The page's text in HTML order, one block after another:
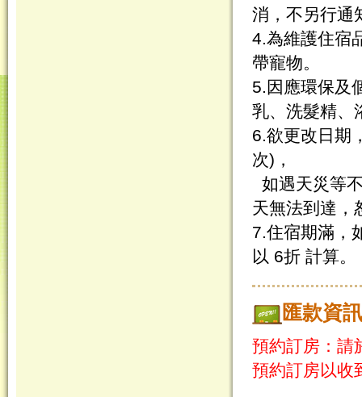
消，不另行通
4.為維護住宿
帶寵物。
5.因應環保及
乳、洗髮精、
6.欲更改日期
次)，
如遇天災等
天無法到達，
7.住宿期滿，
以 6折 計算。
匯款資
預約訂房：請
預約訂房以收